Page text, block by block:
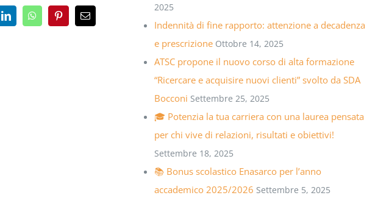
2025
Indennità di fine rapporto: attenzione a decadenza
e prescrizione Ottobre 14, 2025
ATSC propone il nuovo corso di alta formazione
“Ricercare e acquisire nuovi clienti” svolto da SDA
Bocconi Settembre 25, 2025
🎓 Potenzia la tua carriera con una laurea pensata
per chi vive di relazioni, risultati e obiettivi!
Settembre 18, 2025
📚 Bonus scolastico Enasarco per l’anno
accademico 2025/2026 Settembre 5, 2025